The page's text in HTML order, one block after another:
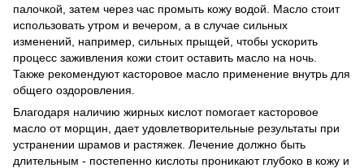
палочкой, затем через час промыть кожу водой. Масло стоит
использовать утром и вечером, а в случае сильных
изменений, например, сильных прыщей, чтобы ускорить
процесс заживления кожи стоит оставить масло на ночь.
Также рекомендуют касторовое масло применение внутрь для
общего оздоровления.
Благодаря наличию жирных кислот помогает касторовое
масло от морщин, дает удовлетворительные результаты при
устранении шрамов и растяжек. Лечение должно быть
длительным - постепенно кислоты проникают глубоко в кожу и